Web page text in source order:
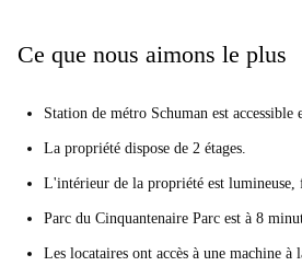
Ce que nous aimons le plus
Station de métro Schuman est accessible
La propriété dispose de 2 étages.
L'intérieur de la propriété est lumineuse,
Parc du Cinquantenaire Parc est à 8
Les locataires ont accès à une machine à